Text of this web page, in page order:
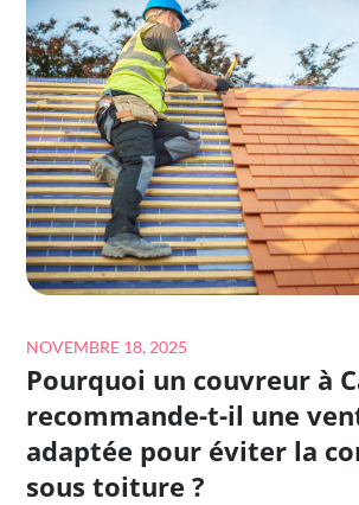
DURÉE
DE
VIE
PEUT-
ON
ATTENDRE
D’UNE
ISOLATION
DE
GRENIER
RÉALISÉE
?
Posted
on
NOVEMBRE 18, 2025
Pourquoi un couvreur à
recommande-t-il une
adaptée pour éviter la
sous toiture ?